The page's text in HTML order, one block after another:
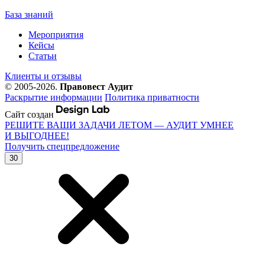
База знаний
Мероприятия
Кейсы
Статьи
Клиенты и отзывы
© 2005-2026. Правовест Аудит
Раскрытие информации Политика приватности
Сайт создан
РЕШИТЕ ВАШИ ЗАДАЧИ ЛЕТОМ — АУДИТ УМНЕЕ
И ВЫГОДНЕЕ!
Получить спецпредложение
30